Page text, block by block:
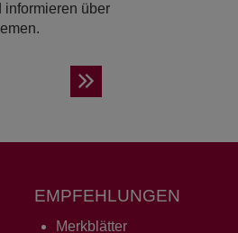
informieren über
EMPFEHLUNGEN
Merkblätter